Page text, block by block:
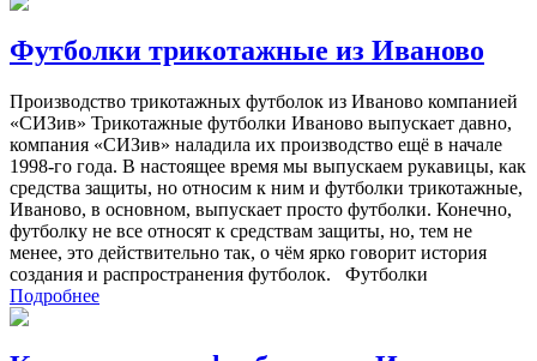
Футболки трикотажные из Иваново
Производство трикотажных футболок из Иваново компанией
«СИЗив» Трикотажные футболки Иваново выпускает давно,
компания «СИЗив» наладила их производство ещё в начале
1998-го года. В настоящее время мы выпускаем рукавицы, как
средства защиты, но относим к ним и футболки трикотажные,
Иваново, в основном, выпускает просто футболки. Конечно,
футболку не все относят к средствам защиты, но, тем не
менее, это действительно так, о чём ярко говорит история
создания и распространения футболок. Футболки
Подробнее